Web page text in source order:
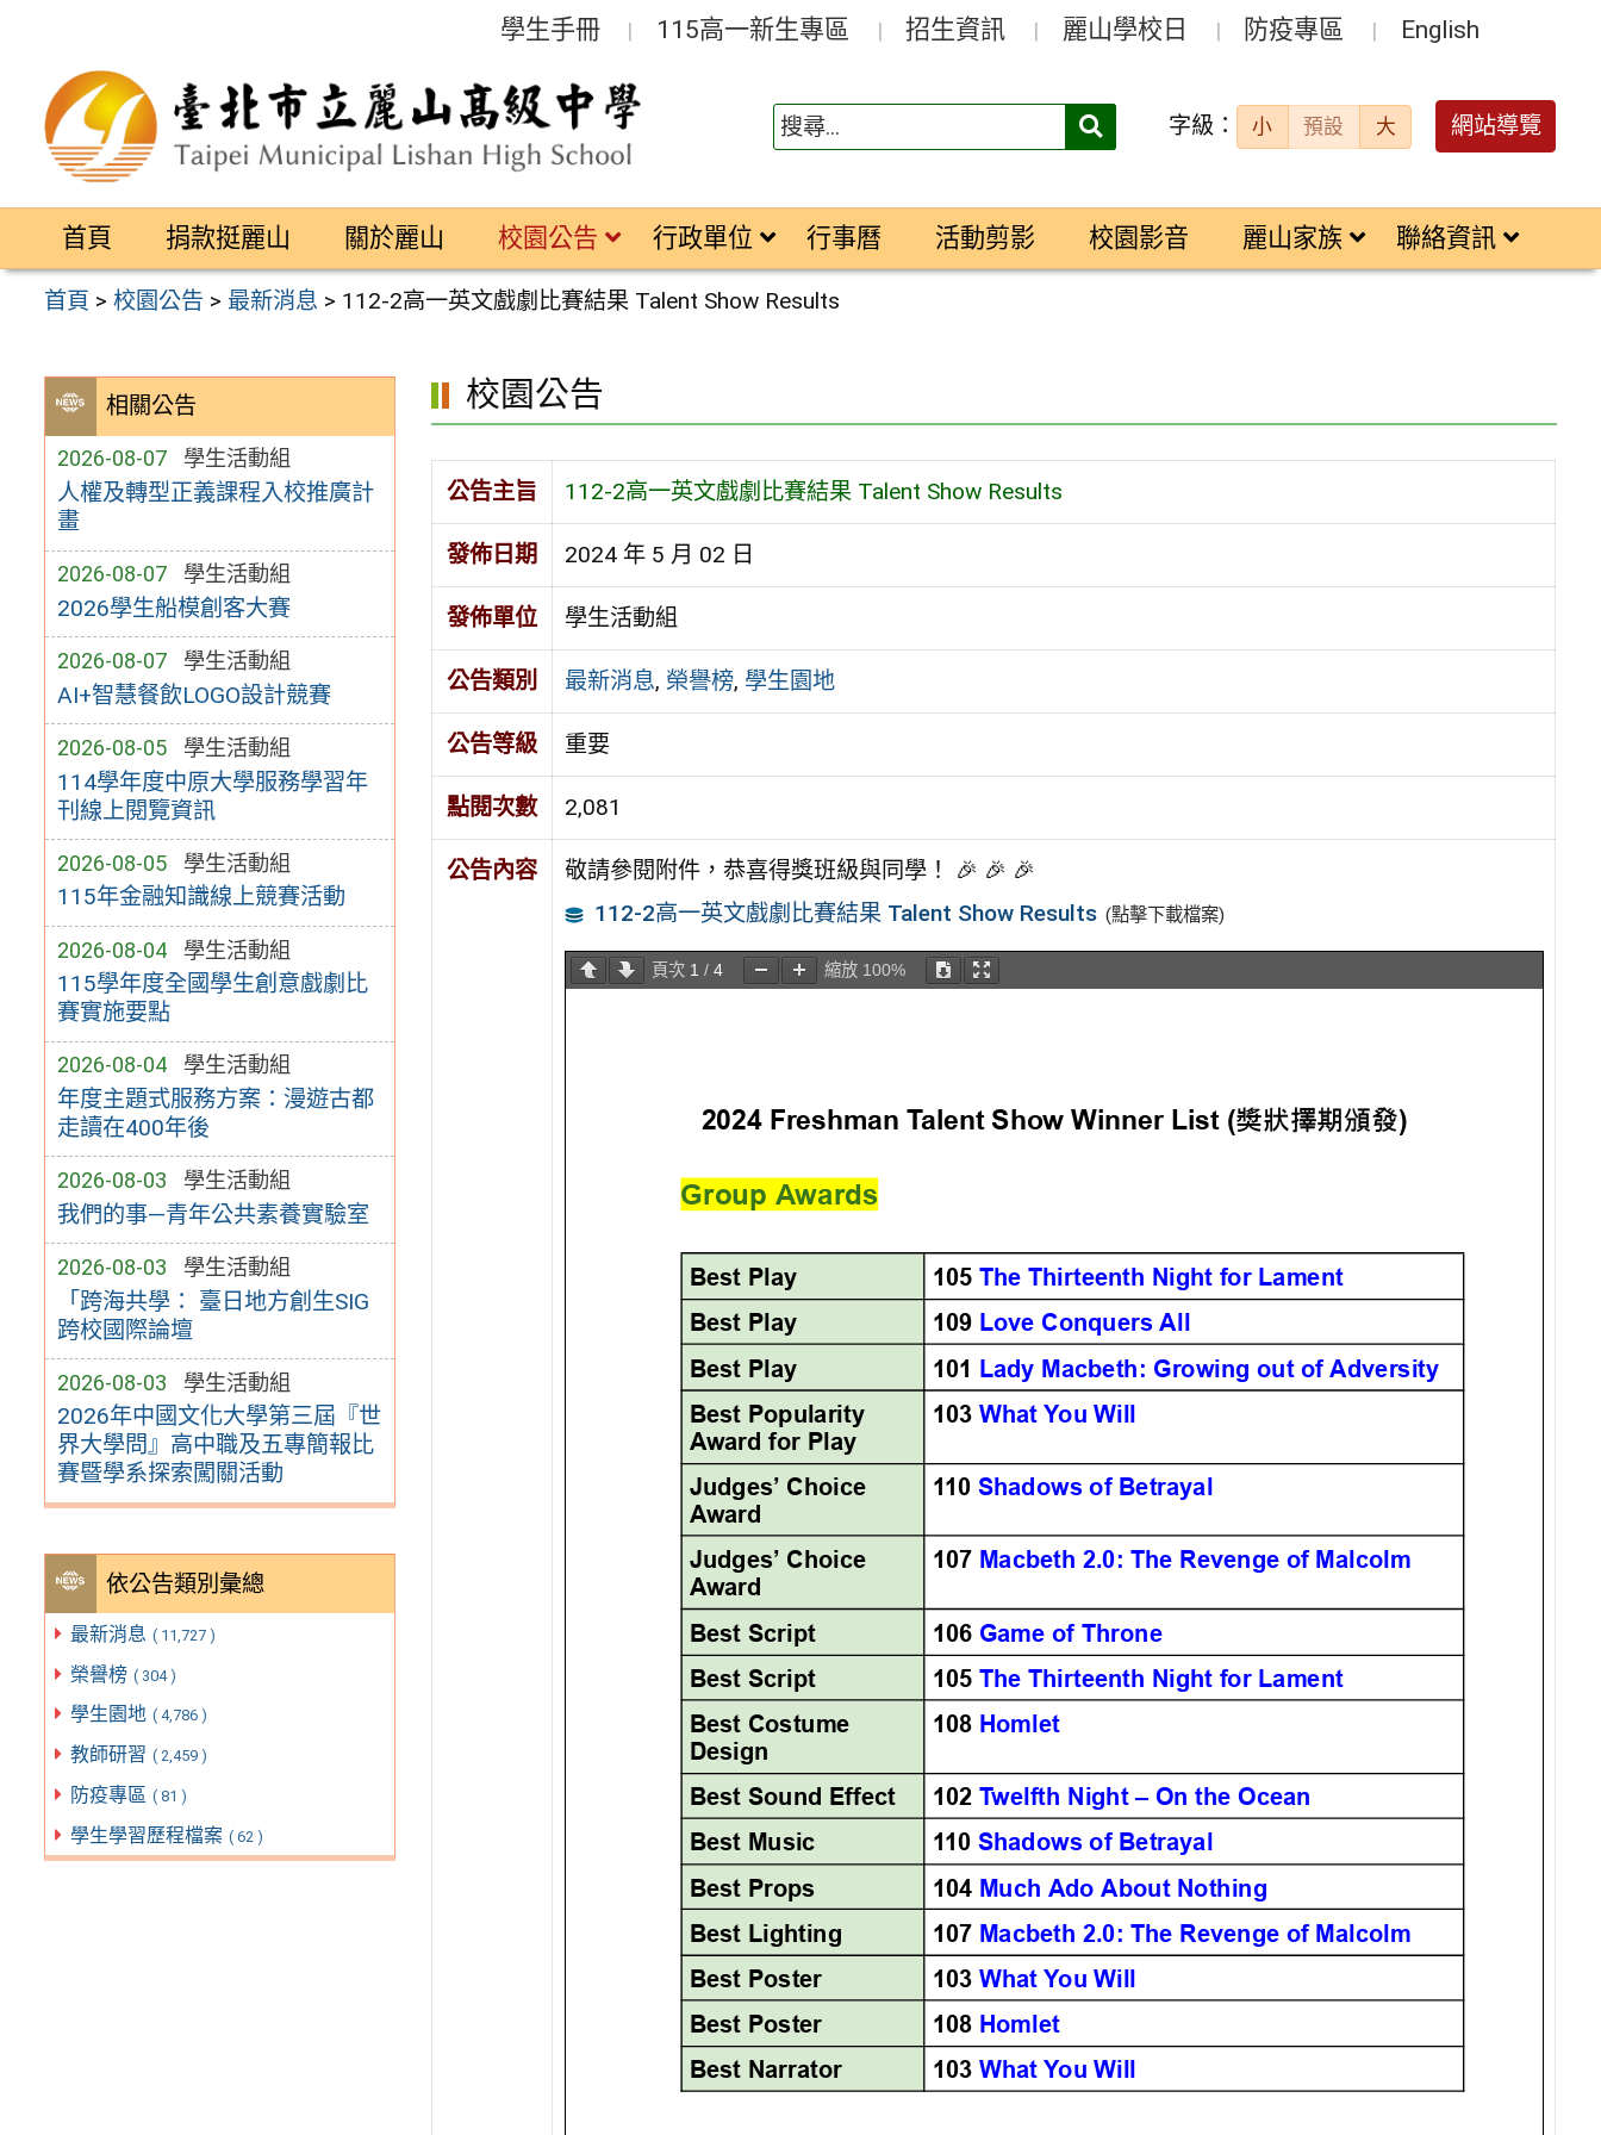
區
學生手冊 115高一新生專區 招生資訊 麗山學校日 防疫專區 English
搜
字級： 小 預設 大 網站導覽
首頁 捐款挺麗山 關於麗山 校園公告 行政單位 行事曆 活動剪影 校園影音 麗山家族 聯絡資訊
首頁 >校園公告 > 最新消息 > 112-2高一英文戲劇比賽結果 Talent Show Results
相關公告
2026-08-07 學生活動組
人權及轉型正義課程入校推廣計
畫
2026-08-07 學生活動組
2026學生船模創客大賽
2026-08-07 學生活動組
AI+智慧餐飲LOGO設計競賽
2026-08-05 學生活動組
114學年度中原大學服務學習年
刊線上閱覽資訊
2026-08-05 學生活動組
115年金融知識線上競賽活動
2026-08-04 學生活動組
115學年度全國學生創意戲劇比
賽實施要點
2026-08-04 學生活動組
年度主題式服務方案：漫遊古都
走讀在400年後
2026-08-03 學生活動組
我們的事—青年公共素養實驗室
2026-08-03 學生活動組
「跨海共學： 臺日地方創生SIG
跨校國際論壇
2026-08-03 學生活動組
2026年中國文化大學第三屆『世
界大學問』高中職及五專簡報比
賽暨學系探索闖關活動
依公告類別彙總
最新消息 ( 11,727 )
榮譽榜 ( 304 )
學生園地 ( 4,786 )
教師研習 ( 2,459 )
防疫專區 ( 81 )
學生學習歷程檔案 ( 62 )
校園公告
公告主旨 112-2高一英文戲劇比賽結果 Talent Show Results
發佈日期 2024 年 5 月 02 日
發佈單位 學生活動組
公告類別 最新消息, 榮譽榜, 學生園地
公告等級 重要
點閱次數 2,081
公告內容
敬請參閱附件，恭喜得獎班級與同學！ 🎉 🎉 🎉
112-2高一英文戲劇比賽結果 Talent Show Results (點擊下載檔案)
頁次 1 / 4 縮放 100%